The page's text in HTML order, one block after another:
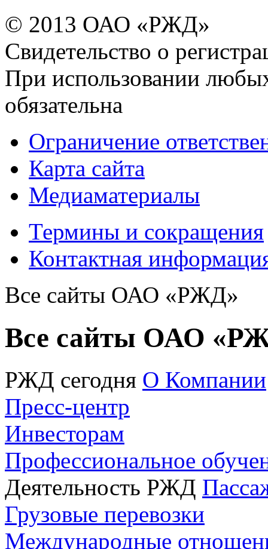
© 2013 ОАО «РЖД»
Свидетельство о
При использовании
обязательна
Ограничение
Карта сайта
Медиаматериалы
Термины и сокращения
Контактная
Все сайты ОАО «РЖД»
Все сайты ОАО
РЖД сегодня О Компании
Пресс-центр
Инвесторам
Профессиональное
Деятельность РЖД
Грузовые перевозки
Международные